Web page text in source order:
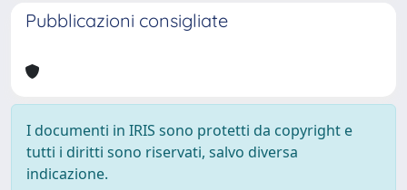
Pubblicazioni consigliate
I documenti in IRIS sono protetti da copyright e
tutti i diritti sono riservati, salvo diversa
indicazione.